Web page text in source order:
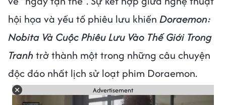
hội họa và yếu tố phiêu lưu khiến Doraemon:
Nobita Và Cuộc Phiêu Lưu Vào Thế Giới Trong
Tranh trở thành một trong những câu chuyện
độc đáo nhất lịch sử loạt phim Doraemon.
Advertisement